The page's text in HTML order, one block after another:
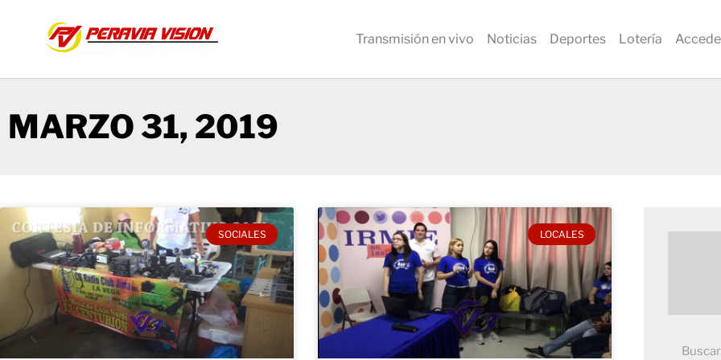
Transmisión en vivo Noticias Deportes Lotería
MARZO 31, 2019
SOCIALES LOCALES